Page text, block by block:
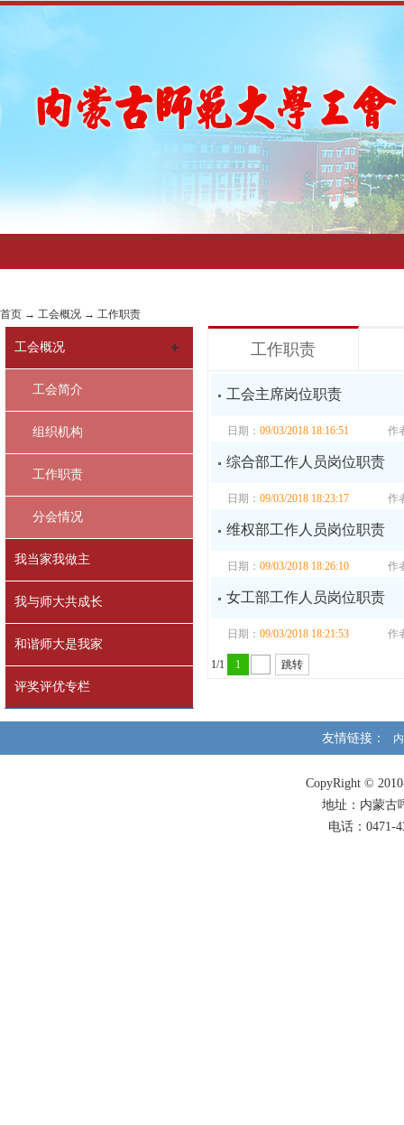
首页 → 工会概况 → 工作职责
工会概况
工会简介
组织机构
工作职责
分会情况
我当家我做主
我与师大共成长
和谐师大是我家
评奖评优专栏
工作职责
工会主席岗位职责
日期： 09/03/2018 18:16:51 作
综合部工作人员岗位职责
日期： 09/03/2018 18:23:17 作
维权部工作人员岗位职责
日期： 09/03/2018 18:26:10 作
女工部工作人员岗位职责
日期： 09/03/2018 18:21:53 作
1/1 1 跳转
友情链接：
CopyRight ©
地址：内蒙古
电话：0471-